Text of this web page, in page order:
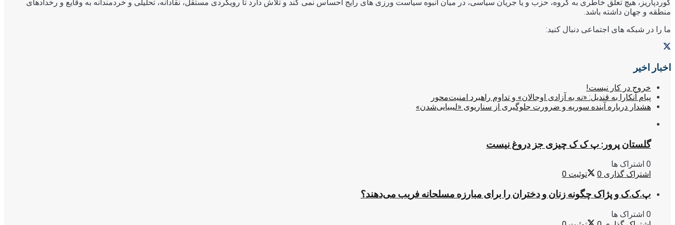
کوردپاریز، هیچ تعلق خاطری به گروه، حزب و یا جریان سیاسی، در میان انبوه سیاست ورزی های رایج احساس نمی کند و تلاش دارد تا رویکردی مستقل، نقادانه، تحلیلی و خردمندانه به وقایع و رخدادهای
منطقه و جهان داشته باشد.
ما را در شبکه های اجتماعی دنبال کنید:
اخبار اخیر
خروج در کار نیست!
پیام آنکارا به قندیل: «نه به آزادی اوجالان» و تداوم راهبرد امنیت‌محور
هشدار درباره آینده سوریه و ضرورت جلوگیری از سناریوی «لیبیایی‌شدن»
گلستان پرور: پ ک ک چیزی جز دروغ نیست
0 اشتراک ها
اشتراک گذاری 0 توئیت 0
پ.ک.ک و پژاک چگونه زنان و دختران را برای مبارزه مسلحانه فریب می‌دهند؟
0 اشتراک ها